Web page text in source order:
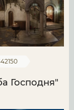
Господня"